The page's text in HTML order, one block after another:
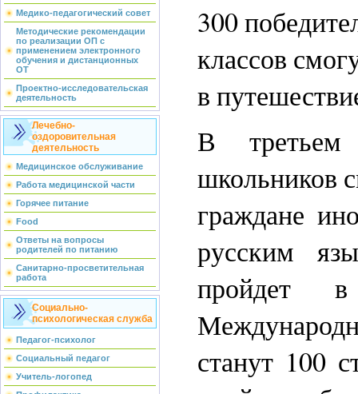
Медико-педагогический совет
Методические рекомендации
по реализации ОП с
применением электронного
обучения и дистанционных
ОТ
Проектно-исследовательская
деятельность
Лечебно-
оздоровительная
деятельность
Медицинское обслуживание
Работа медицинской части
Горячее питание
Food
Ответы на вопросы
родителей по питанию
Санитарно-просветительная
работа
Социально-
психологическая служба
Педагог-психолог
Социальный педагог
Учитель-логопед
300
классов
в
В третьем
школьников
граждане
русским
пройдет
станут 100